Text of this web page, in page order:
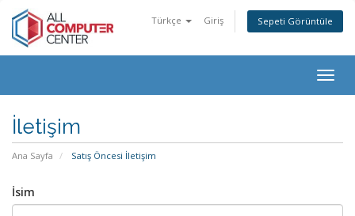
Türkçe Giriş Sepeti Görüntüle
İletişim
Ana Sayfa Satış Öncesi İletişim
İsim